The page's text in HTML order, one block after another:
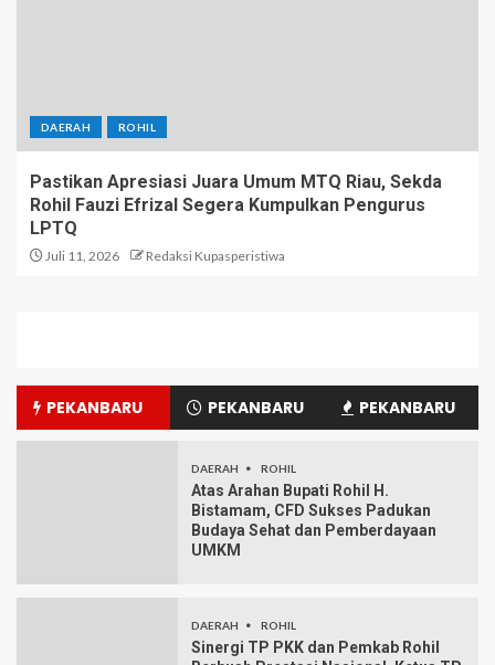
DAERAH ROHIL
Pastikan Apresiasi Juara Umum MTQ Riau, Sekda
Rohil Fauzi Efrizal Segera Kumpulkan Pengurus
LPTQ
Juli 11, 2026 Redaksi Kupasperistiwa
PEKANBARU PEKANBARU PEKANBARU
DAERAH ROHIL
Atas Arahan Bupati Rohil H.
Bistamam, CFD Sukses Padukan
Budaya Sehat dan Pemberdayaan
UMKM
DAERAH ROHIL
Sinergi TP PKK dan Pemkab Rohil